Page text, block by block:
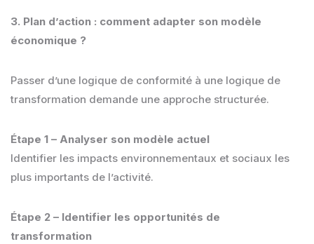
3. Plan d’action : comment adapter son modèle
économique ?
Passer d’une logique de conformité à une logique de
transformation demande une approche structurée.
Étape 1 – Analyser son modèle actuel
Identifier les impacts environnementaux et sociaux les
plus importants de l’activité.
Étape 2 – Identifier les opportunités de
transformation